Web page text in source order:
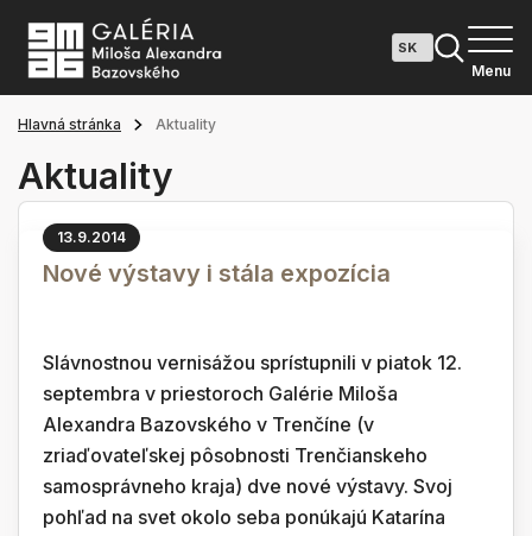
Menu
Hlavná stránka Aktuality
Aktuality
13.9.2014
Nové výstavy i stála expozícia
Slávnostnou vernisážou sprístupnili v piatok 12.
septembra v priestoroch Galérie Miloša
Alexandra Bazovského v Trenčíne (v
zriaďovateľskej pôsobnosti Trenčianskeho
samosprávneho kraja) dve nové výstavy. Svoj
pohľad na svet okolo seba ponúkajú Katarína